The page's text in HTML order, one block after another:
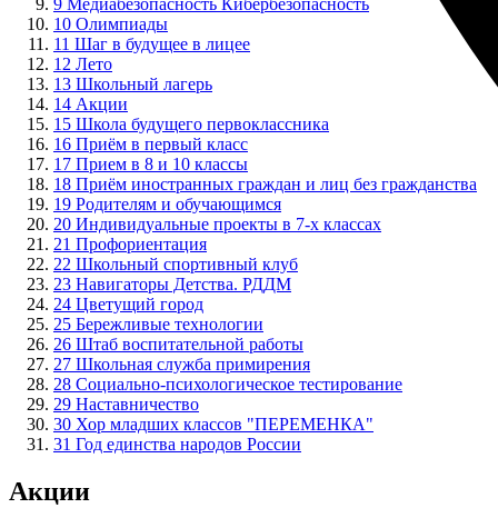
9 Медиабезопасность Кибербезопасность
10 Олимпиады
11 Шаг в будущее в лицее
12 Лето
13 Школьный лагерь
14 Акции
15 Школа будущего первоклассника
16 Приём в первый класс
17 Прием в 8 и 10 классы
18 Приём иностранных граждан и лиц без гражданства
19 Родителям и обучающимся
20 Индивидуальные проекты в 7-х классах
21 Профориентация
22 Школьный спортивный клуб
23 Навигаторы Детства. РДДМ
24 Цветущий город
25 Бережливые технологии
26 Штаб воспитательной работы
27 Школьная служба примирения
28 Социально-психологическое тестирование
29 Наставничество
30 Хор младших классов "ПЕРЕМЕНКА"
31 Год единства народов России
Акции